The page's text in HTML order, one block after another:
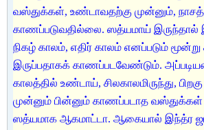
வஸ்துக்கள், உண்டாவதற்கு முன்னும்,
காணப்படுவதில்லை. ஸத்யமாய் இருந்தால்
நிகழ் காலம், எதிர் காலம் எனப்படும்
இருப்பதாகக் காணப்படவேண்டும்.
காலத்தில் உண்டாய், சிலகாலமிருந்து,
முன்னும் பின்னும் காணப்படாத வஸ்துக்கள்
ஸத்யமாக ஆகமாட்டா. ஆகையால் இந்த்ர